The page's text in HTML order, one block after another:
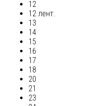
12
12 лент.
13
14
15
16
17
18
20
21
23